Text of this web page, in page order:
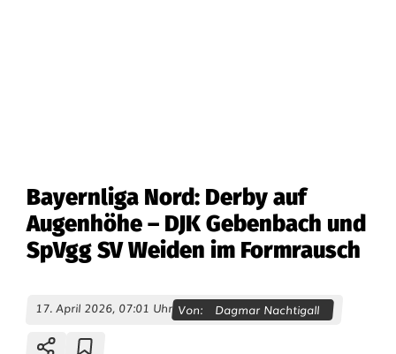
Bayernliga Nord: Derby auf
Augenhöhe – DJK Gebenbach und
SpVgg SV Weiden im Formrausch
17. April 2026, 07:01 Uhr Von: Dagmar Nachtigall